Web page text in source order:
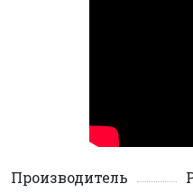
Производитель